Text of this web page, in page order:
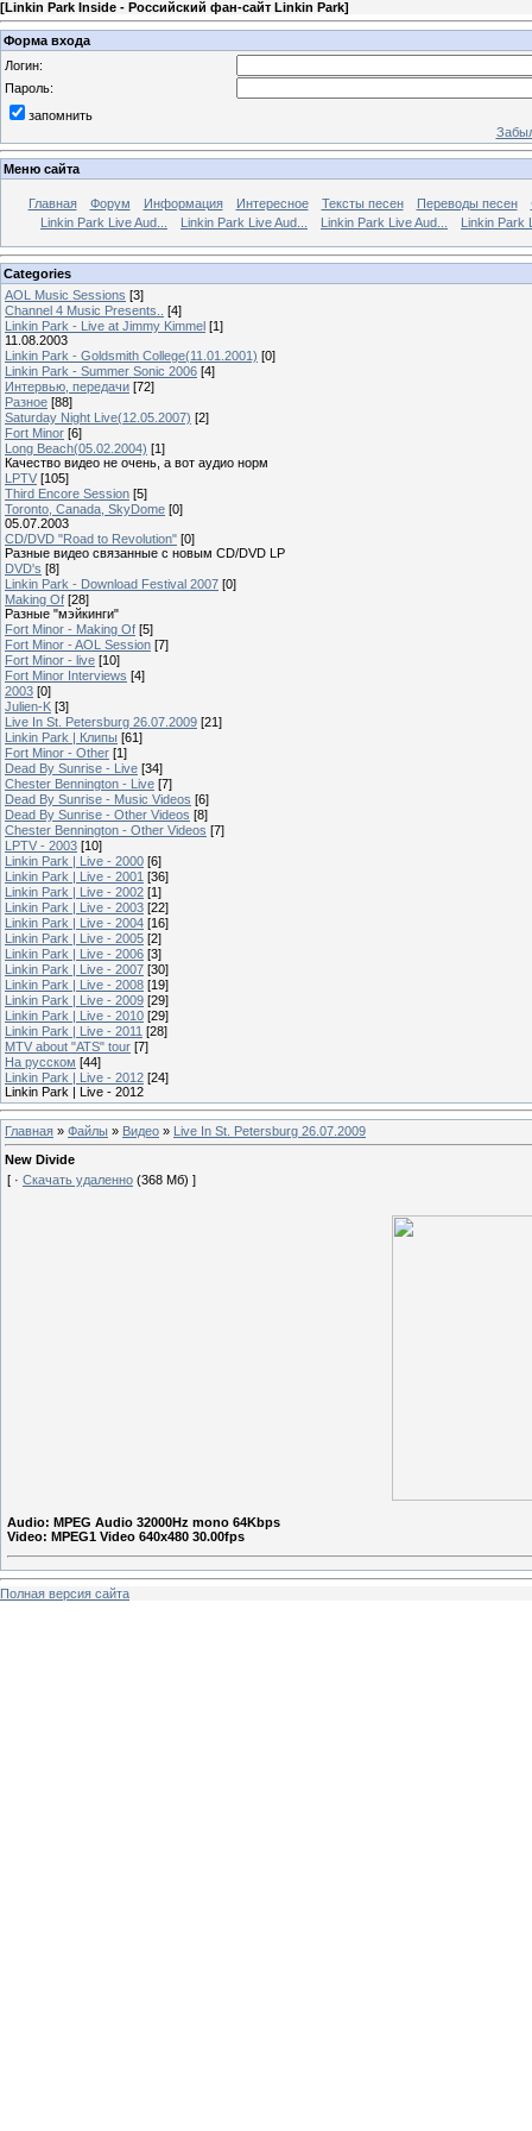
[Linkin Park Inside - Российский фан-сайт Linkin Park]
Форма входа
Логин:
Пароль:
запомнить
Меню сайта
Главная Форум Информация Интересное Тексты песен Переводы песен
Linkin Park Live Aud...
Linkin Park Live Aud... Linkin Park Live Aud... Linkin Park
Categories
AOL Music Sessions [3]
Channel 4 Music Presents..
[4]
Linkin Park - Live at Jimmy Kimmel [1]
11.08.2003
Linkin Park - Goldsmith College(11.01.2001) [0]
Linkin Park - Summer Sonic 2006 [4]
Интервью, передачи [72]
Разное [88]
Saturday Night Live(12.05.2007) [2]
Fort Minor [6]
Long Beach(05.02.2004) [1]
Качество видео не очень, а вот аудио норм
LPTV [105]
Third Encore Session [5]
Toronto, Canada, SkyDome [0]
05.07.2003
CD/DVD "Road to Revolution" [0]
Разные видео связанные с новым CD/DVD LP
DVD's [8]
Linkin Park - Download Festival 2007 [0]
Making Of [28]
Разные "мэйкинги"
Fort Minor - Making Of [5]
Fort Minor - AOL Session [7]
Fort Minor - live [10]
Fort Minor Interviews [4]
2003 [0]
Julien-K [3]
Live In St. Petersburg 26.07.2009 [21]
Linkin Park | Клипы [61]
Fort Minor - Other [1]
Dead By Sunrise - Live [34]
Chester Bennington - Live [7]
Dead By Sunrise - Music Videos [6]
Dead By Sunrise - Other Videos [8]
Chester Bennington - Other Videos [7]
LPTV - 2003 [10]
Linkin Park | Live - 2000 [6]
Linkin Park | Live - 2001 [36]
Linkin Park | Live - 2002 [1]
Linkin Park | Live - 2003 [22]
Linkin Park | Live - 2004 [16]
Linkin Park | Live - 2005 [2]
Linkin Park | Live - 2006 [3]
Linkin Park | Live - 2007 [30]
Linkin Park | Live - 2008 [19]
Linkin Park | Live - 2009 [29]
Linkin Park | Live - 2010 [29]
Linkin Park | Live - 2011 [28]
MTV about "ATS" tour [7]
На русском [44]
Linkin Park | Live - 2012 [24]
Linkin Park | Live - 2012
Главная » Файлы » Видео » Live In St. Petersburg 26.07.2009
New Divide
[ · Скачать удаленно (368 Мб) ]
Audio: MPEG Audio 32000Hz mono 64Kbps
Video: MPEG1 Video 640x480 30.00fps
Полная версия сайта